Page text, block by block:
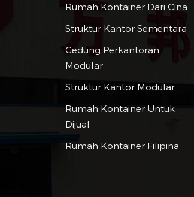
Rumah Kontainer Dari Cina
Struktur Kantor Sementara
Gedung Perkantoran
Modular
Struktur Kantor Modular
Rumah Kontainer Untuk
Dijual
Rumah Kontainer Filipina